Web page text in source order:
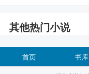
其他热门小说
首页 书库